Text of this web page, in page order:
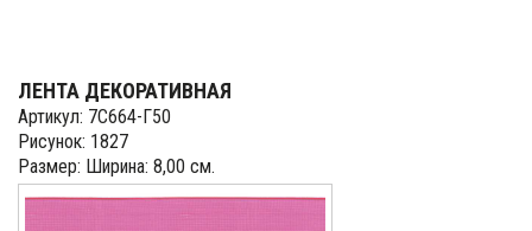
ЛЕНТА ДЕКОРАТИВНАЯ
Артикул: 7С664-Г50
Рисунок: 1827
Размер: Ширина: 8,00 см.